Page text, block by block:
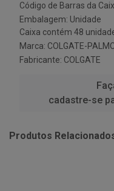
Código de Barras da
Embalagem: Unidade
Caixa contém 48
Marca: COLGATE-
Fabricante: COLGATE
cadastre-se
Produtos